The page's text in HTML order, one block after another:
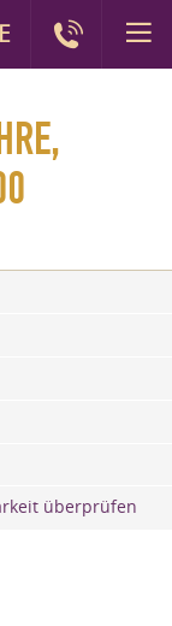
überprüfen